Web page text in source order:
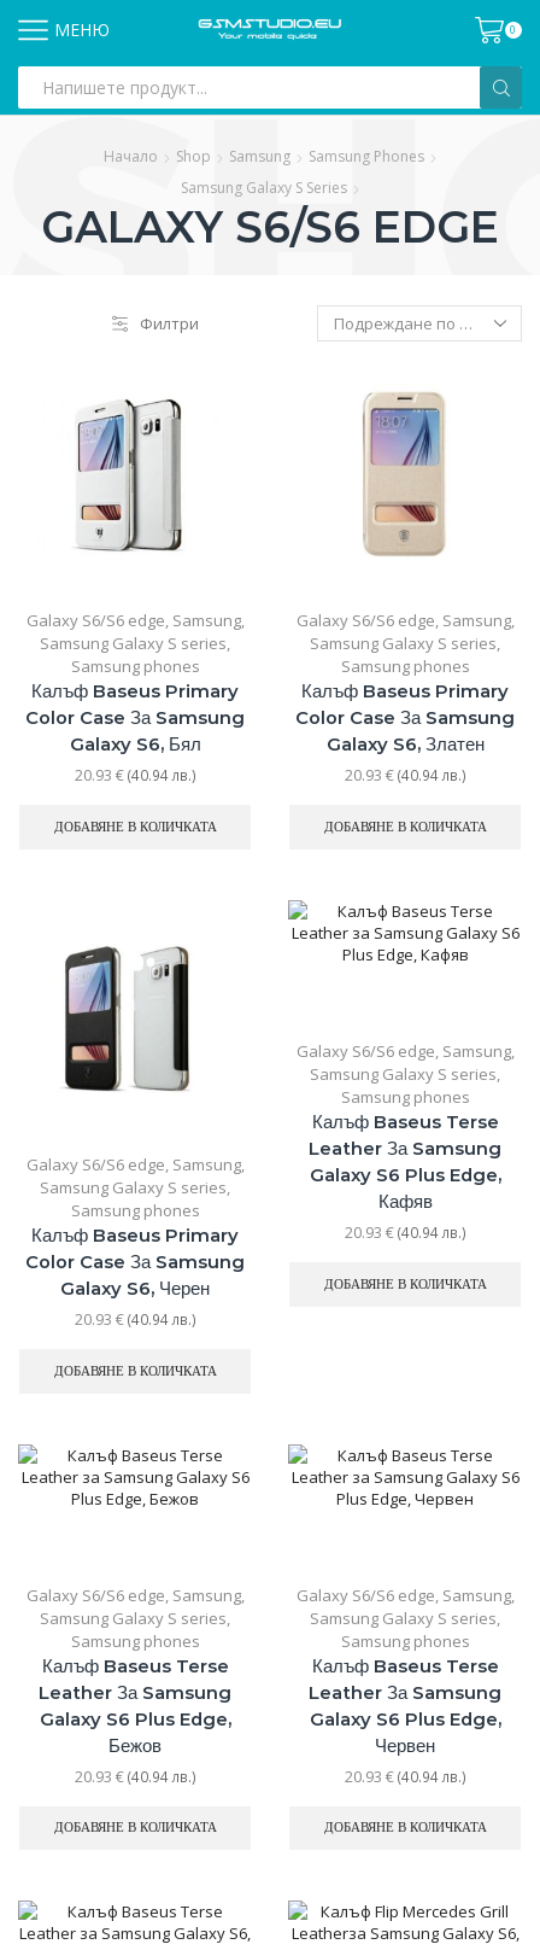
МЕНЮ 0
input
Начало Shop Samsung
Samsung Phones
Samsung Galaxy S Series
GALAXY S6/S6 EDGE
Филтри
Galaxy S6/S6 edge, Samsung,
Samsung Galaxy S series,
Samsung phones
Калъф Baseus Primary
Color Case За Samsung
Galaxy S6, Бял
20.93 €(40.94 лв.)
ДОБАВЯНЕ В КОЛИЧКАТА
Galaxy S6/S6 edge, Samsung,
Samsung Galaxy S series,
Samsung phones
Калъф Baseus Primary
Color Case За Samsung
Galaxy S6, Златен
20.93 €(40.94 лв.)
ДОБАВЯНЕ В КОЛИЧКАТА
Galaxy S6/S6 edge, Samsung,
Samsung Galaxy S series,
Samsung phones
Калъф Baseus Primary
Color Case За Samsung
Galaxy S6, Черен
20.93 €(40.94 лв.)
ДОБАВЯНЕ В КОЛИЧКАТА
Galaxy S6/S6 edge, Samsung,
Samsung Galaxy S series,
Samsung phones
Калъф Baseus Terse
Leather За Samsung
Galaxy S6 Plus Edge,
Кафяв
20.93 €(40.94 лв.)
ДОБАВЯНЕ В КОЛИЧКАТА
Galaxy S6/S6 edge Samsung,
Samsung Galaxy S series
Samsung phones
Калъф Baseus Terse
Leather За Samsung
Galaxy S6 Plus Edge,
Бежов
20.93 €(40.94 лв.)
ДОБАВЯНЕ В КОЛИЧКАТА
Galaxy S6/S6 edge Samsung,
Samsung Galaxy S series
Samsung phones
Калъф Baseus Terse
Leather За Samsung
Galaxy S6 Plus Edge,
Червен
20.93 €(40.94 лв.)
ДОБАВЯНЕ В КОЛИЧКАТА